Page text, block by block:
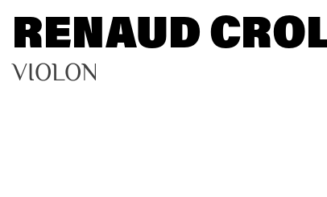
RENAUD
VIOLON